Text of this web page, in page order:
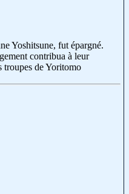
Yoshitsune, fut épargné.
contribua à leur
de Yoritomo